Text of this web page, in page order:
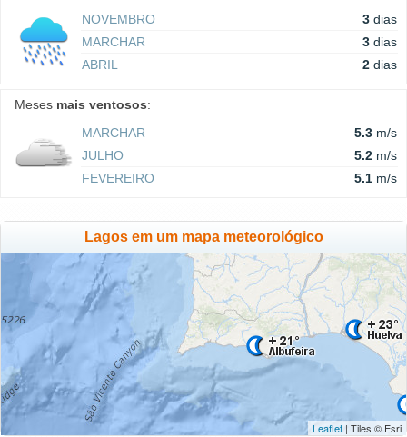
NOVEMBRO
3 dias
MARCHAR
3 dias
ABRIL
2 dias
Meses mais ventosos:
MARCHAR
5.3 m/s
JULHO
5.2 m/s
FEVEREIRO
5.1 m/s
Lagos em um mapa meteorológico
Leaflet | Tiles © Esri